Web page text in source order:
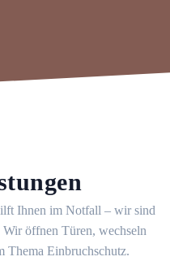
Ihnen im Notfall – wir sind
Wir öffnen Türen, wechseln
Thema Einbruchschutz.